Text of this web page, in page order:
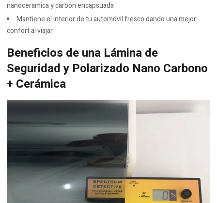
nanoceramica y carbón encapsuada
Mantiene el interior de tu automóvil fresco dando una mejor
confort al viajar
Beneficios de una Lámina de
Seguridad y Polarizado Nano Carbono
+ Cerámica